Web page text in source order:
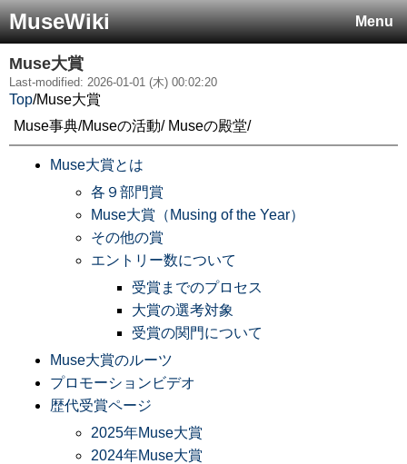
Menu
MuseWiki
Muse大賞
Last-modified: 2026-01-01 (木) 00:02:20
Top/Muse大賞
Muse事典/Museの活動/ Museの殿堂/
Muse大賞とは
各９部門賞
Muse大賞（Musing of the Year）
その他の賞
エントリー数について
受賞までのプロセス
大賞の選考対象
受賞の関門について
Muse大賞のルーツ
プロモーションビデオ
歴代受賞ページ
2025年Muse大賞
2024年Muse大賞